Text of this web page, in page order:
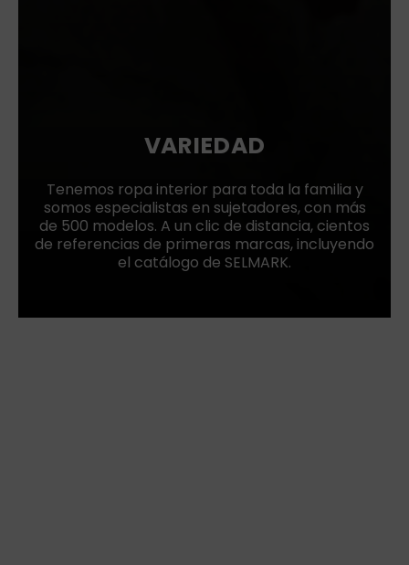
VARIEDAD
Tenemos ropa interior para toda la familia y
somos especialistas en sujetadores, con más
de 500 modelos. A un clic de distancia, cientos
de referencias de primeras marcas, incluyendo
el catálogo de SELMARK.